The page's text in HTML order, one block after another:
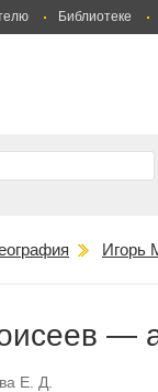
Библиотеке
Игорь
—
Е. Д.